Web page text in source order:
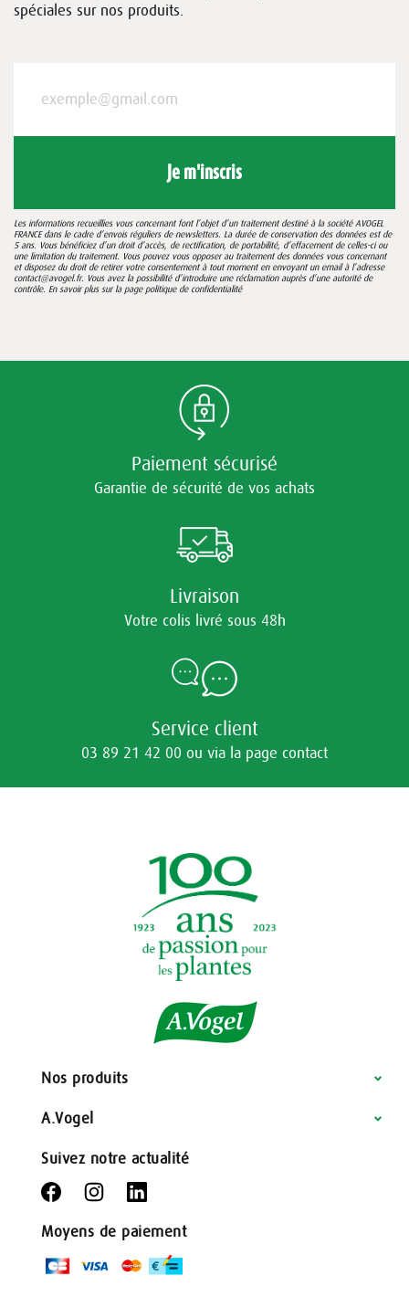
spéciales sur nos produits.
Je m'inscris
Les informations recueillies vous concernant font l’objet d’un traitement destiné à la société AVOGEL
FRANCE dans le cadre d’envois réguliers de newsletters. La durée de conservation des données est de
5 ans. Vous bénéficiez d’un droit d’accès, de rectification, de portabilité, d’effacement de celles-ci ou
une limitation du traitement. Vous pouvez vous opposer au traitement des données vous concernant
et disposez du droit de retirer votre consentement à tout moment en envoyant un email à l’adresse
contact@avogel.fr. Vous avez la possibilité d’introduire une réclamation auprès d’une autorité de
contrôle. En savoir plus sur la page politique de confidentialité
Paiement sécurisé
Garantie de sécurité de vos achats
Livraison
Votre colis livré sous 48h
Service client
03 89 21 42 00 ou via la page contact
Nos produits
A.Vogel
Suivez notre actualité
Moyens de paiement